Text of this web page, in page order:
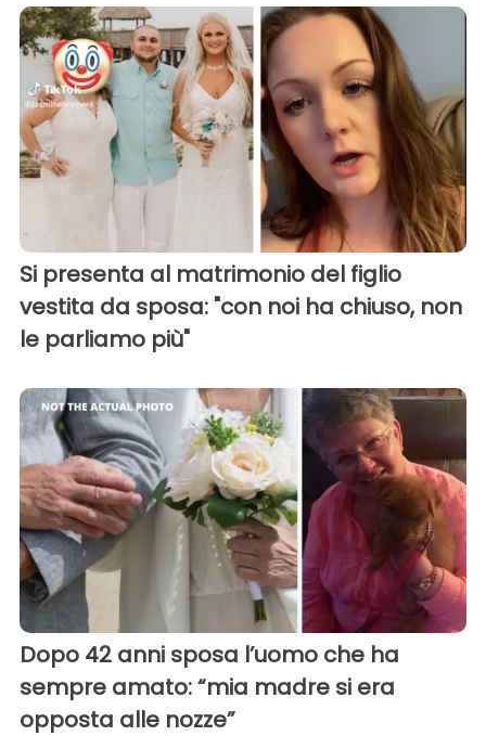
Si presenta al matrimonio del figlio
vestita da sposa: "con noi ha chiuso, non
le parliamo più"
Dopo 42 anni sposa l’uomo che ha
sempre amato: “mia madre si era
opposta alle nozze”